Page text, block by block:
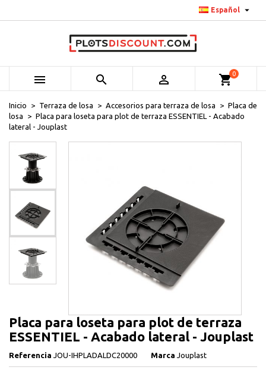
Español 
   shopping_cart0
Inicio Terraza de losa Accesorios para terraza de losa
Placa de
losa
Placa para loseta para plot de terraza ESSENTIEL - Acabado
lateral - Jouplast
Placa para loseta para plot de terraza
ESSENTIEL - Acabado lateral - Jouplast
Referencia JOU-IHPLADALDC20000 Marca Jouplast